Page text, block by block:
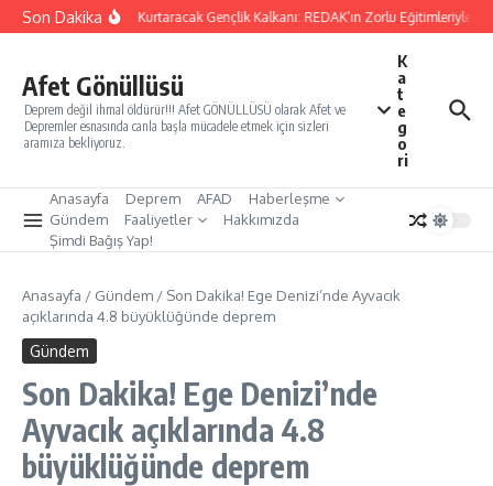
İçeriğe atla
Son DakikaYarınları Kurtaracak Gençlik Kalkanı: REDAK’ın Zorlu Eğitimleriyle
Afet Gönüllüsü
Deprem değil ihmal öldürür!!! Afet GÖNÜLLÜSÜ olarak Afet ve
Depremler esnasında canla başla mücadele etmek için sizleri
aramıza bekliyoruz.
K
a
t
e
g
o
ri
Anasayfa Deprem AFAD
Haberleşme
Gündem
Faaliyetler
Hakkımızda
Şimdi Bağış Yap!
Anasayfa / Gündem / Son Dakika! Ege Denizi’nde Ayvacık
açıklarında 4.8 büyüklüğünde deprem
Gündem
Son Dakika! Ege Denizi’nde
Ayvacık açıklarında 4.8
büyüklüğünde deprem